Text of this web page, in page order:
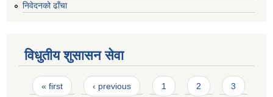
निवेदनको ढाँचा
विधुतीय शुसासन सेवा
Pages
« first ‹ previous 1 2
3